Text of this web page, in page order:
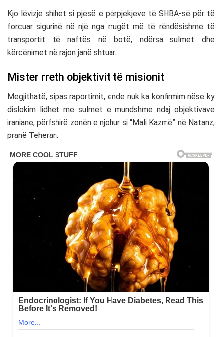
Kjo lëvizje shihet si pjesë e përpjekjeve të SHBA-së për të
forcuar sigurinë në një nga rrugët më të rëndësishme të
transportit të naftës në botë, ndërsa sulmet dhe
kërcënimet në rajon janë shtuar.
Mister rreth objektivit të misionit
Megjithatë, sipas raportimit, ende nuk ka konfirmim nëse ky
dislokim lidhet me sulmet e mundshme ndaj objektivave
iraniane, përfshirë zonën e njohur si “Mali Kazmë” në Natanz,
pranë Teheran.